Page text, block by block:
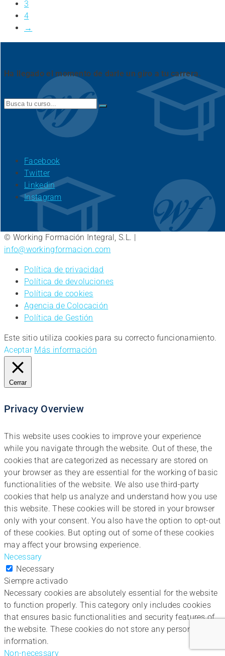
3
4
→
Ha llegado el momento de darle un giro a tu carrera.
Search
Facebook
Twitter
Linkedin
Instagram
© Working Formación Integral, S.L. |
info@workingformacion.com
Política de privacidad
Política de devoluciones
Política de cookies
Agencia de Colocación
Política de Gestión
Este sitio utiliza cookies para su correcto funcionamiento.
Aceptar Más información
Cerrar
Privacy Overview
This website uses cookies to improve your experience
while you navigate through the website. Out of these, the
cookies that are categorized as necessary are stored on
your browser as they are essential for the working of basic
functionalities of the website. We also use third-party
cookies that help us analyze and understand how you use
this website. These cookies will be stored in your browser
only with your consent. You also have the option to opt-out
of these cookies. But opting out of some of these cookies
may affect your browsing experience.
Necessary
Necessary
Siempre activado
Necessary cookies are absolutely essential for the website
to function properly. This category only includes cookies
that ensures basic functionalities and security features of
the website. These cookies do not store any personal
information.
Non-necessary